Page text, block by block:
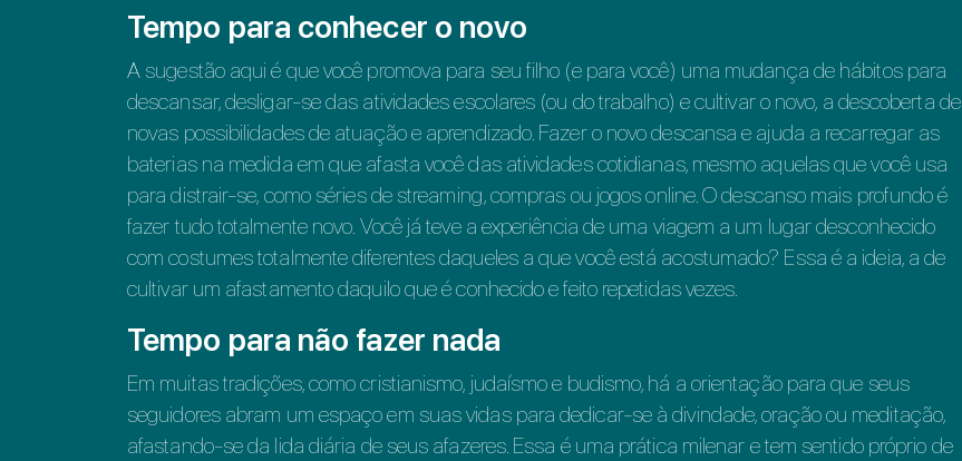
Tempo para conhecer o novo
A sugestão aqui é que você promova para seu filho (e para você) uma mudança de hábitos para
descansar, desligar-se das atividades escolares (ou do trabalho) e cultivar o novo, a descoberta de
novas possibilidades de atuação e aprendizado. Fazer o novo descansa e ajuda a recarregar as
baterias na medida em que afasta você das atividades cotidianas, mesmo aquelas que você usa
para distrair-se, como séries de streaming, compras ou jogos online. O descanso mais profundo é
fazer tudo totalmente novo. Você já teve a experiência de uma viagem a um lugar desconhecido
com costumes totalmente diferentes daqueles a que você está acostumado? Essa é a ideia, a de
cultivar um afastamento daquilo que é conhecido e feito repetidas vezes.
Tempo para não fazer nada
Em muitas tradições, como cristianismo, judaísmo e budismo, há a orientação para que seus
seguidores abram um espaço em suas vidas para dedicar-se à divindade, oração ou meditação,
afastando-se da lida diária de seus afazeres. Essa é uma prática milenar e tem sentido próprio de